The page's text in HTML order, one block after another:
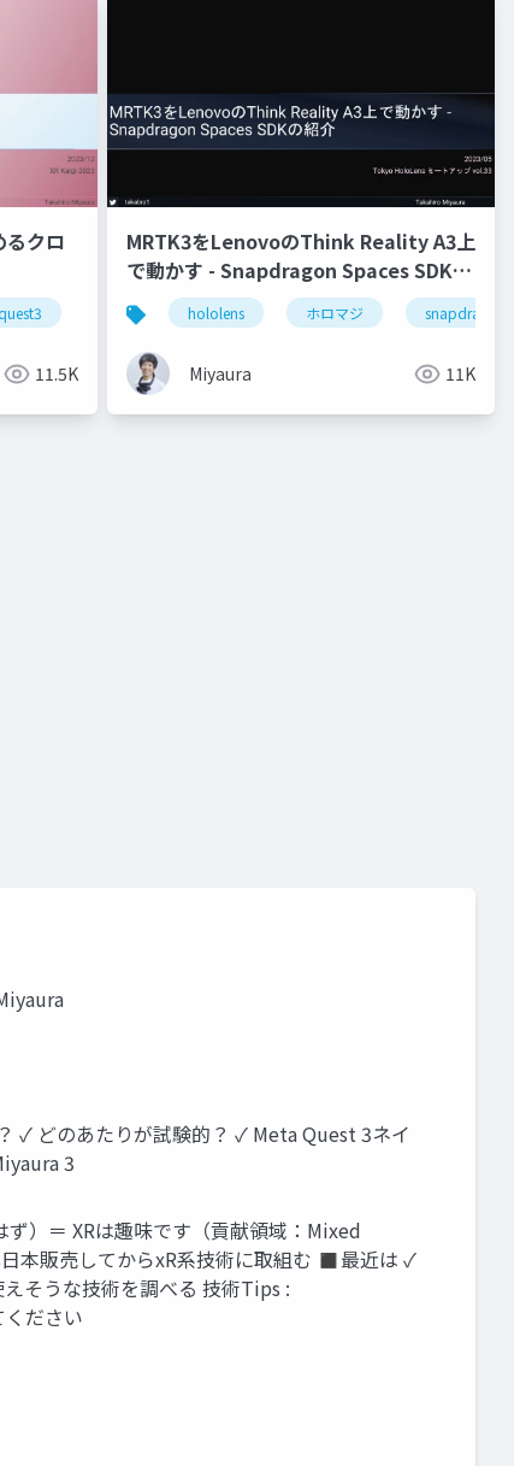
a3
クロ
snapdragonspaces xrkaigi
11.5K
MRTK3をLenovoのThink Reality A3上
で動かす - Snapdragon Spaces SDKの
紹介
hololens ホロマジ
Miyaura 11K
✓ どのあたりが試験的？ ✓ Meta Quest 3ネイ
3
）＝ XRは趣味です（貢献領域：Mixed
本販売してからxR系技術に取組む ◼最近は ✓
そうな技術を調べる 技術Tips :
ださい